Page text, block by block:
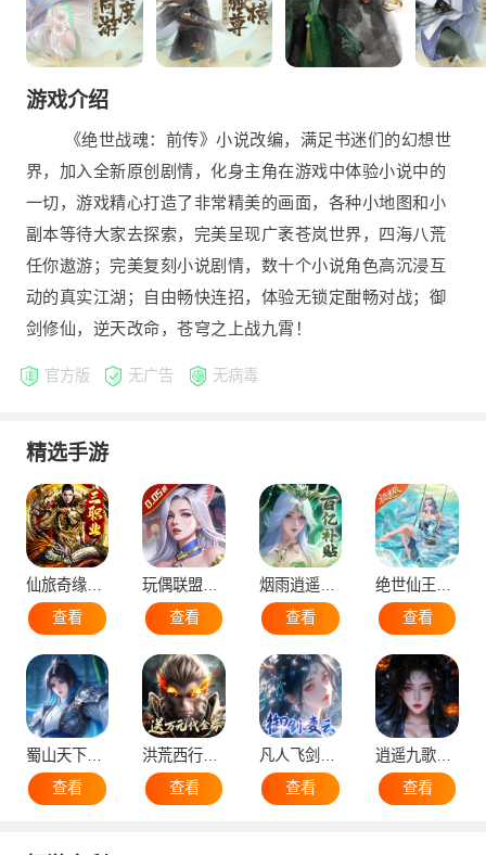
游戏介绍
《绝世战魂：前传》小说改编，满足书迷们的幻想世
界，加入全新原创剧情，化身主角在游戏中体验小说中的
一切，游戏精心打造了非常精美的画面，各种小地图和小
副本等待大家去探索，完美呈现广袤苍岚世界，四海八荒
任你遨游；完美复刻小说剧情，数十个小说角色高沉浸互
动的真实江湖；自由畅快连招，体验无锁定酣畅对战；御
剑修仙，逆天改命，苍穹之上战九霄！
官方版 无广告 无病毒
精选手游
仙旅奇缘（经典传奇三职业）
查看
查看
烟雨逍遥（5折30倍返利版）
查看
查看
查看
查看
查看
查看